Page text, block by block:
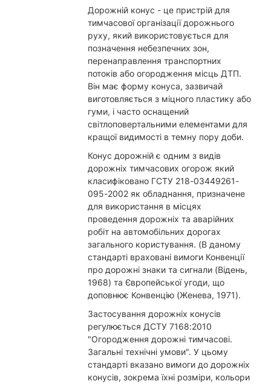
Дорожній конус - це пристрій для
тимчасової організації дорожнього
руху, який використовується для
позначення небезпечних зон,
перенаправлення транспортних
потоків або огородження місць ДТП.
Він має форму конуса, зазвичай
виготовляється з міцного пластику або
гуми, і часто оснащений
світлоповертальними елементами для
кращої видимості в темну пору доби.
Конус дорожній є одним з видів
дорожніх тимчасових огорож який
класифіковано ГСТУ 218-03449261-
095-2002 як обладнання, призначене
для використання в місцях
проведення дорожніх та аварійних
робіт на автомобільних дорогах
загального користування. (В даному
стандарті враховані вимоги Конвенції
про дорожні знаки та сигнали (Відень,
1968) та Європейської угоди, що
доповнює Конвенцію (Женева, 1971).
Застосування дорожніх конусів
регулюється ДСТУ 7168:2010
"Огородження дорожні тимчасові.
Загальні технічні умови". У цьому
стандарті вказано вимоги до дорожніх
конусів, зокрема їхні розміри, кольори